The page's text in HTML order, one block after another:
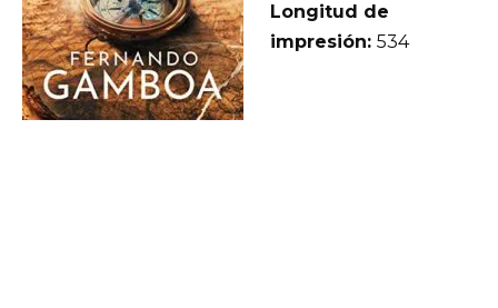
Longitud de
impresión: 534